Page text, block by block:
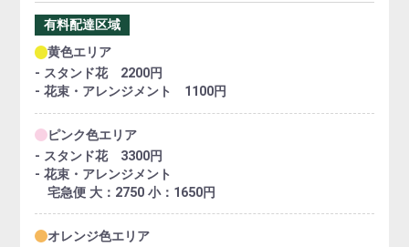
有料配達区域
黄色エリア
- スタンド花 2200円
- 花束・アレンジメント 1100円
ピンク色エリア
- スタンド花 3300円
- 花束・アレンジメント
宅急便 大：2750 小：1650円
オレンジ色エリア